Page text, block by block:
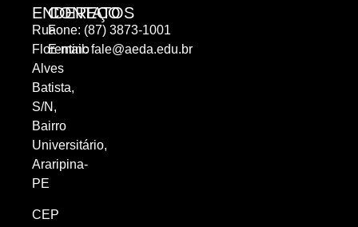
ENDEREÇO
Rua
Florentino
Alves
Batista,
S/N,
Bairro
Universitário,
Araripina-
PE
CEP
CONTATOS
Fone: (87) 3873-1001
E-mail:fale@aeda.edu.br